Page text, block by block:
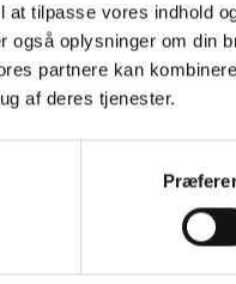
at tilpasse vores indhold
også oplysninger om din
partnere kan
af deres tjenester.
ikke øges, men at
nuværende 10 %), mens
være 4 % (i stedet for 5
Der nedsættes i